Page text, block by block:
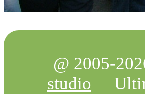
@ 2005-
studio